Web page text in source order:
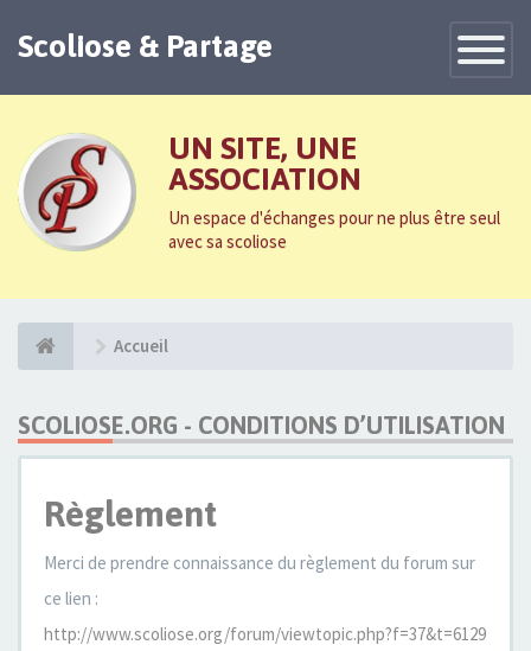
Toggle
Scoliose & Partage
UN SITE, UNE
ASSOCIATION
Un espace d'échanges pour ne plus être seul
avec sa scoliose
Accueil
SCOLIOSE.ORG - CONDITIONS D’UTILISATION
Règlement
Merci de prendre connaissance du règlement du forum sur
ce lien :
http://www.scoliose.org/forum/viewtopic.php?f=37&t=6129